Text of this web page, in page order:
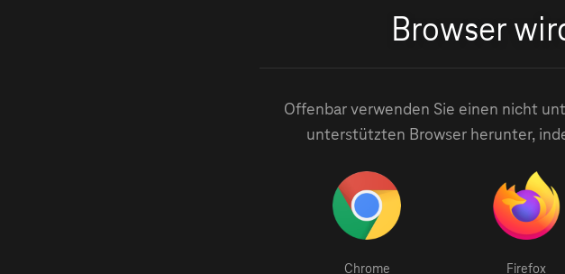
Browser
Offenbar verwenden Sie einen nicht
unterstützten Browser herunter,
Chrome
Firefox